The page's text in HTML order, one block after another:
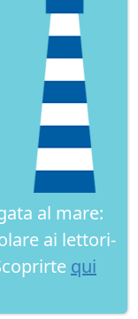
al mare:
ai lettori-
qui